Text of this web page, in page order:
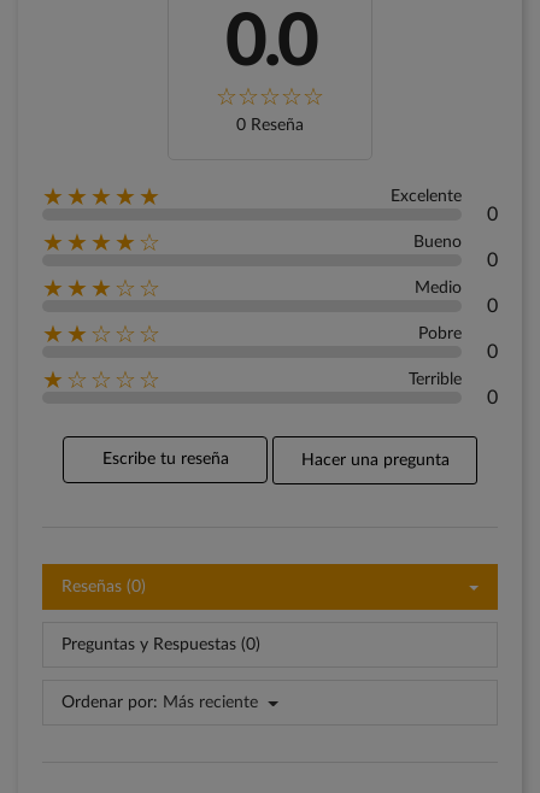
0.0
0 Reseña
★★★★★ Excelente
0
★★★★☆ Bueno
0
★★★☆☆ Medio
0
★★☆☆☆ Pobre
0
★☆☆☆☆ Terrible
0
Escribe tu reseña Hacer una pregunta
Reseñas (0)
Preguntas y Respuestas (0)
Ordenar por: Más reciente